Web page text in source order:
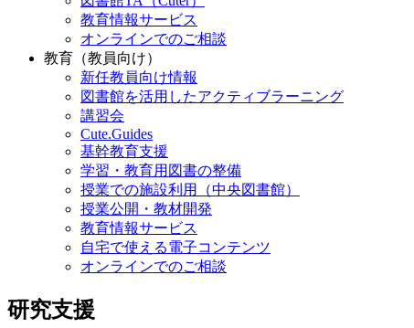
教育情報サービス
オンラインでのご相談
教育（教員向け）
新任教員向け情報
図書館を活用したアクティブラーニング
講習会
Cute.Guides
基幹教育支援
学習・教育用図書の整備
授業での施設利用（中央図書館）
授業公開・教材開発
教育情報サービス
自宅で使える電子コンテンツ
オンラインでのご相談
研究支援